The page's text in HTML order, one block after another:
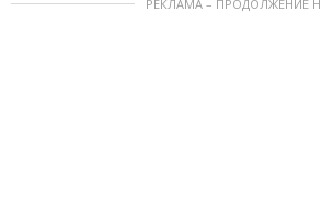
РЕКЛАМА – ПРОДОЛЖЕНИЕ